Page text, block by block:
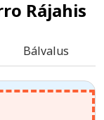
Rájahis
Bálvalus